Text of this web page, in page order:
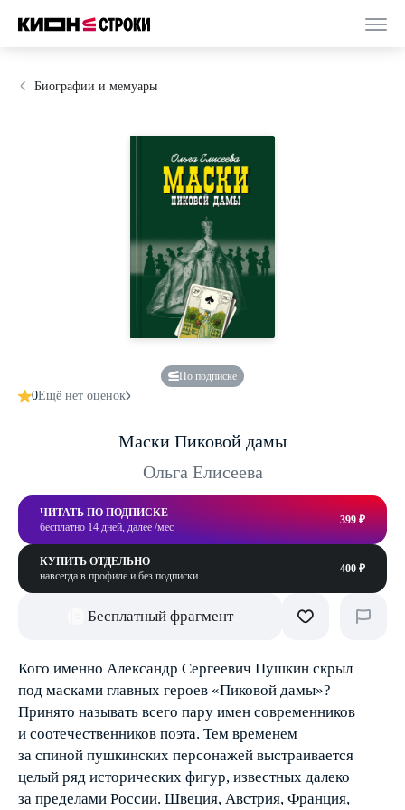
Биографии и мемуары
По подписке
0Ещё нет оценок
Маски Пиковой дамы
Ольга Елисеева
ЧИТАТЬ ПО ПОДПИСКЕ
бесплатно 14 дней, далее /мес
399 ₽
КУПИТЬ ОТДЕЛЬНО
навсегда в профиле и без подписки
400 ₽
Бесплатный фрагмент
Кого именно Александр Сергеевич Пушкин скрыл
под масками главных героев «Пиковой дамы»?
Принято называть всего пару имен современников
и соотечественников поэта. Тем временем
за спиной пушкинских персонажей выстраивается
целый ряд исторических фигур, известных далеко
за пределами России. Швеция, Австрия, Франция,